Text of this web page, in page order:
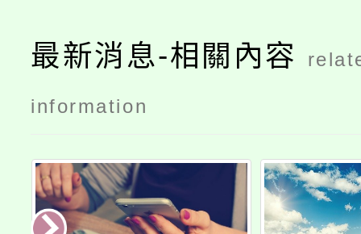
最新消息-相關內容
information